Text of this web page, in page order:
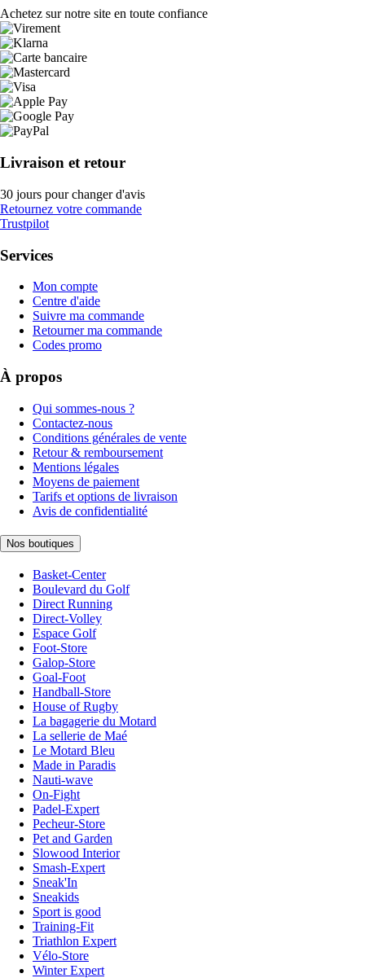
Achetez sur notre site en toute confiance
Livraison et retour
30 jours pour changer d'avis
Retournez votre commande
Trustpilot
Services
Mon compte
Centre d'aide
Suivre ma commande
Retourner ma commande
Codes promo
À propos
Qui sommes-nous ?
Contactez-nous
Conditions générales de vente
Retour & remboursement
Mentions légales
Moyens de paiement
Tarifs et options de livraison
Avis de confidentialité
Nos boutiques
Basket-Center
Boulevard du Golf
Direct Running
Direct-Volley
Espace Golf
Foot-Store
Galop-Store
Goal-Foot
Handball-Store
House of Rugby
La bagagerie du Motard
La sellerie de Maé
Le Motard Bleu
Made in Paradis
Nauti-wave
On-Fight
Padel-Expert
Pecheur-Store
Pet and Garden
Slowood Interior
Smash-Expert
Sneak'In
Sneakids
Sport is good
Training-Fit
Triathlon Expert
Vélo-Store
Winter Expert